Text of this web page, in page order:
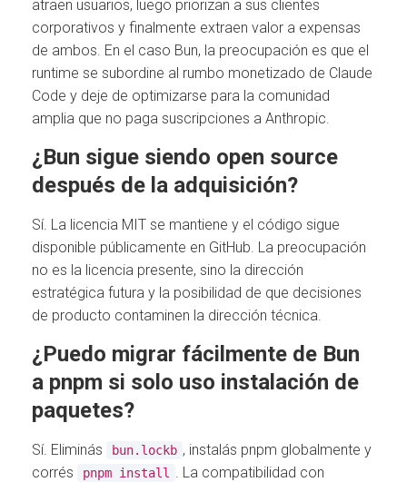
atraen usuarios, luego priorizan a sus clientes
corporativos y finalmente extraen valor a expensas
de ambos. En el caso Bun, la preocupación es que el
runtime se subordine al rumbo monetizado de Claude
Code y deje de optimizarse para la comunidad
amplia que no paga suscripciones a Anthropic.
¿Bun sigue siendo open source
después de la adquisición?
Sí. La licencia MIT se mantiene y el código sigue
disponible públicamente en GitHub. La preocupación
no es la licencia presente, sino la dirección
estratégica futura y la posibilidad de que decisiones
de producto contaminen la dirección técnica.
¿Puedo migrar fácilmente de Bun
a pnpm si solo uso instalación de
paquetes?
Sí. Eliminás bun.lockb , instalás pnpm globalmente y
corrés
pnpm install . La compatibilidad con